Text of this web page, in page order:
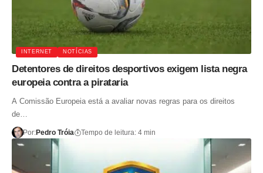
INTERNET NOTÍCIAS
Detentores de direitos desportivos exigem lista negra
europeia contra a pirataria
A Comissão Europeia está a avaliar novas regras para os direitos
de…
Por:Pedro Tróia Tempo de leitura: 4 min